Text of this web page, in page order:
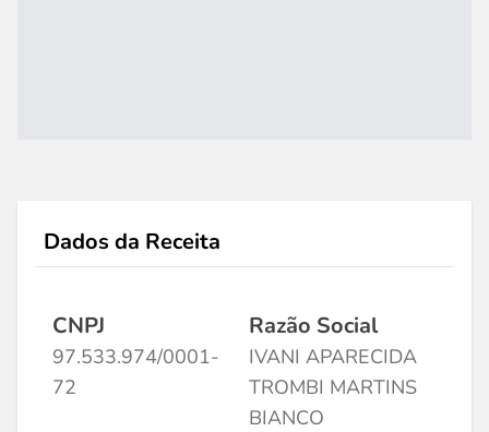
Dados da Receita
CNPJ
97.533.974/0001-
72
Razão Social
IVANI APARECIDA
TROMBI MARTINS
BIANCO